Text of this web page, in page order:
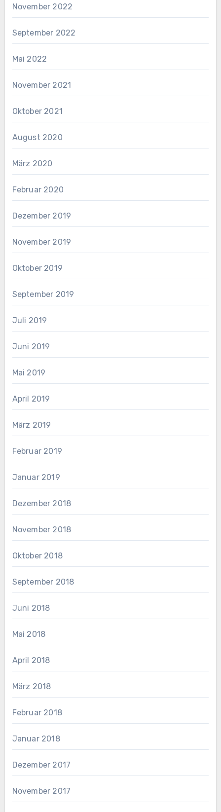
November 2022
September 2022
Mai 2022
November 2021
Oktober 2021
August 2020
März 2020
Februar 2020
Dezember 2019
November 2019
Oktober 2019
September 2019
Juli 2019
Juni 2019
Mai 2019
April 2019
März 2019
Februar 2019
Januar 2019
Dezember 2018
November 2018
Oktober 2018
September 2018
Juni 2018
Mai 2018
April 2018
März 2018
Februar 2018
Januar 2018
Dezember 2017
November 2017